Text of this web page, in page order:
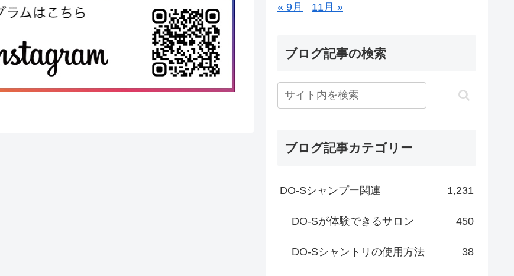
« 9月 11月 »
ブログ記事の検索
ブログ記事カテゴリー
DO-Sシャンプー関連 1,231
DO-Sが体験できるサロン 450
DO-Sシャントリの使用方法 38